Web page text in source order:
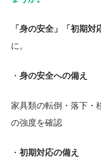
「身の安全」「初期対
に。
・ 身の安全への備え
家具類の転倒・落下・
の強度を確認
・ 初期対応の備え